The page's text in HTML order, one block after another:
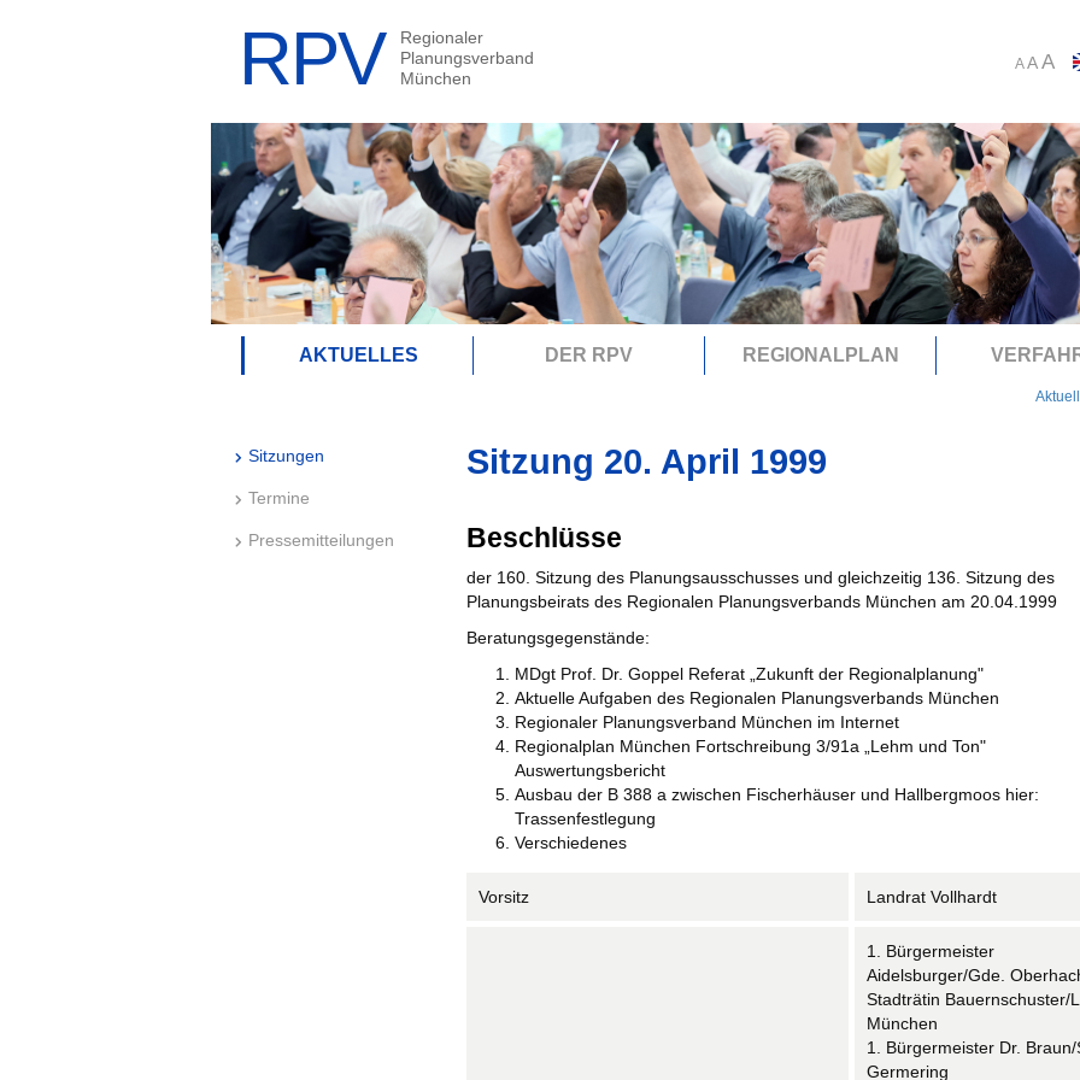
A AA
AKTUELLES DER RPV REGIONALPLAN
Sitzungen
Termine
Pressemitteilungen
Sitzung 20. April 1999
Beschlüsse
der 160. Sitzung des Planungsausschusses und gleichzeitig 136. Sitzung des
Planungsbeirats des Regionalen Planungsverbands München am 20.04.1999
Beratungsgegenstände:
MDgt Prof. Dr. Goppel Referat „Zukunft der Regionalplanung"
Aktuelle Aufgaben des Regionalen Planungsverbands München
Regionaler Planungsverband München im Internet
Regionalplan München Fortschreibung 3/91a „Lehm und Ton"
Auswertungsbericht
Ausbau der B 388 a zwischen Fischerhäuser und Hallbergmoos hier:
Trassenfestlegung
Verschiedenes
Vorsitz Landrat Vollhardt
1. Bürgermeister
Aidelsburger/Gde.
Stadträtin Bauernschuster/
München
1. Bürgermeister Dr. Braun/
Germering